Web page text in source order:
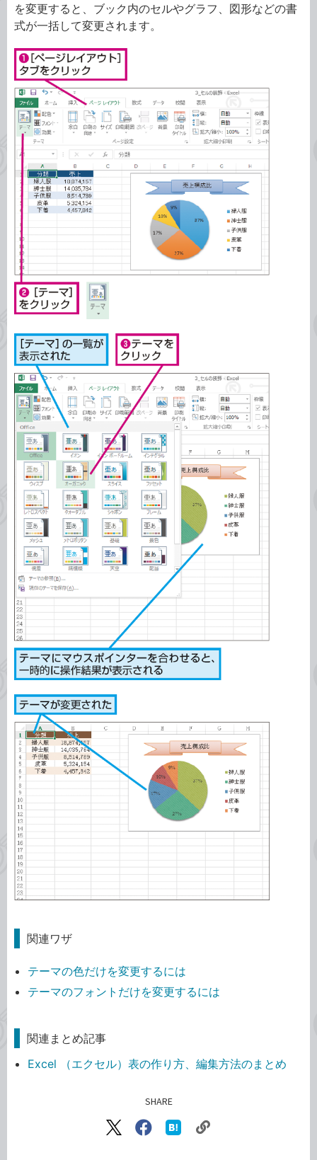
を変更すると、ブック内のセルやグラフ、図形などの書
式が一括して変更されます。
関連ワザ
テーマの色だけを変更するには
テーマのフォントだけを変更するには
関連まとめ記事
Excel （エクセル）表の作り方、編集方法のまとめ
SHARE
X（旧
Facebook